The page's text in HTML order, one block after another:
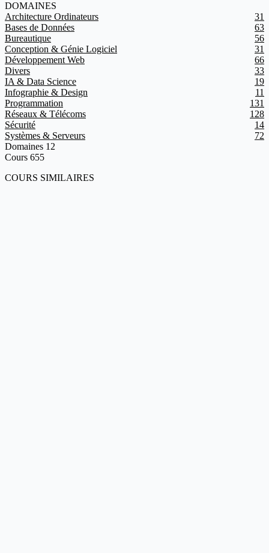
DOMAINES
Architecture Ordinateurs
31
Bases de Données
63
Bureautique
56
Conception & Génie Logiciel
31
Développement Web
66
Divers
33
IA & Data Science
19
Infographie & Design
11
Programmation
131
Réseaux & Télécoms
128
Sécurité
14
Systèmes & Serveurs
72
Domaines 12
Cours 655
COURS SIMILAIRES